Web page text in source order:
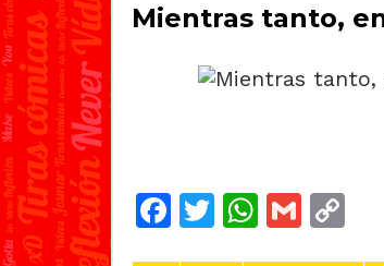
Mientras tanto,
Facebook
TwitterGmail